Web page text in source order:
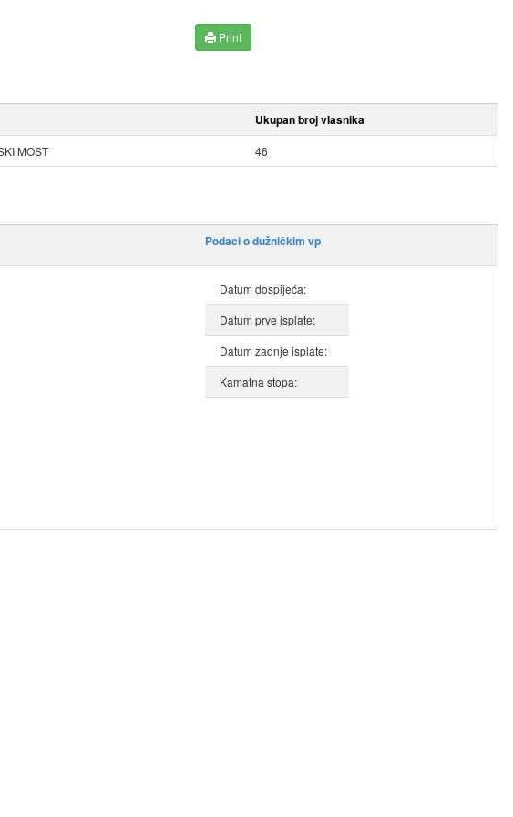
Print
Ukupan broj vlasnika
MOST 46
Podaci o dužničkim vp
Datum dospijeća:
Datum prve isplate:
Datum zadnje isplate:
Kamatna stopa: